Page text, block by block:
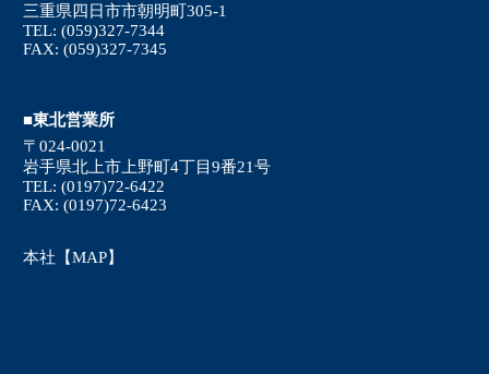
三重県四日市市朝明町305-1
TEL: (059)327-7344
FAX: (059)327-7345
■東北営業所
〒024-0021
岩手県北上市上野町4丁目9番21号
TEL: (0197)72-6422
FAX: (0197)72-6423
本社【MAP】